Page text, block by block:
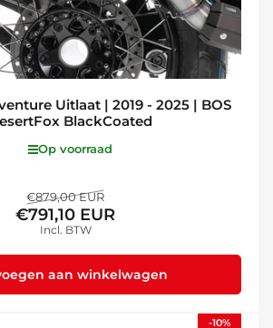
Uitlaat | 2019 - 2025 | BOS
BlackCoated
Op voorraad
Normale
prijs
€879,00 EURAanbiedingsprijs
€791,10 EUR
Incl. BTW
aan winkelwagen
-10%